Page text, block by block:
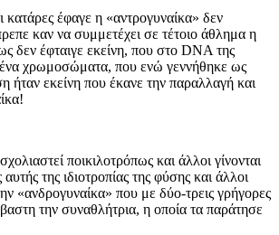
κατάρες έφαγε η «αντρογυναίκα» δεν
καν να συμμετέχει σε τέτοιο άθλημα η
δεν έφταιγε εκείνη, που στο DNA της
χρωμοσώματα, που ενώ γεννήθηκε ως
ήταν εκείνη που έκανε την παραλλαγή και
ποικιλοτρόπως και άλλοι γίνονται
της ιδιοτροπίας της φύσης και άλλοι
«ανδρογυναίκα» που με δύο-τρεις γρήγορες
την συναθλήτρια, η οποία τα παράτησε